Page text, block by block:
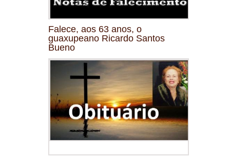
Falece, aos 63 anos, o
guaxupeano Ricardo Santos
Bueno